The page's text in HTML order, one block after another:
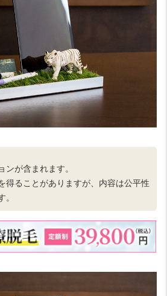
ンが含まれます。
得ることがありますが、内容は公平性
。